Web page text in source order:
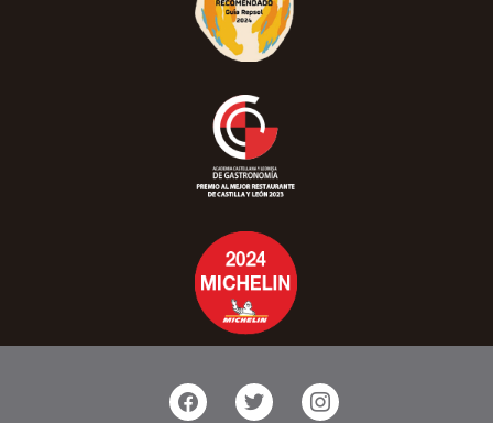
facebook twitter instagram